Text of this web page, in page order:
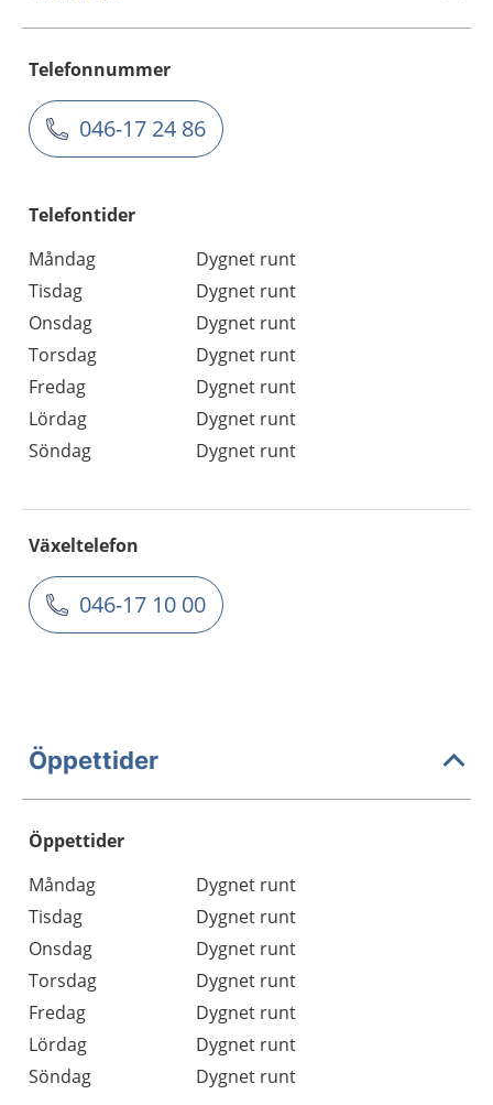
Telefonnummer
046-17 24 86
Telefontider
Måndag
Dygnet runt
Tisdag
Dygnet runt
Onsdag
Dygnet runt
Torsdag
Dygnet runt
Fredag
Dygnet runt
Lördag
Dygnet runt
Söndag
Dygnet runt
Växeltelefon
046-17 10 00
Öppettider
Öppettider
Dag
Öppettider
Kommentarer
Måndag
Dygnet runt
Tisdag
Dygnet runt
Onsdag
Dygnet runt
Torsdag
Dygnet runt
Fredag
Dygnet runt
Lördag
Dygnet runt
Söndag
Dygnet runt